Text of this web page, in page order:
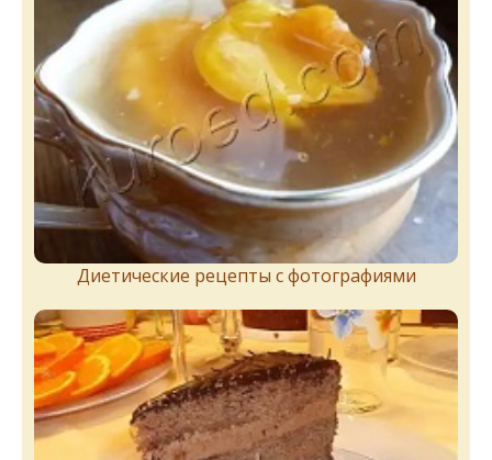
Диетические рецепты с фотографиями